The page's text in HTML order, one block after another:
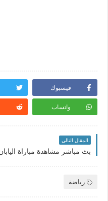
فيسبوك
واتساب
المقال التالي
رياضة